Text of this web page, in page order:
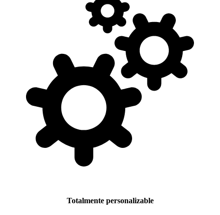
Totalmente personalizable